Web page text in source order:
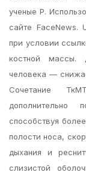
ученые Р.
сайте FaceNews.
при условии
костной массы.
человека —
Сочетание
дополнительно
способствуя
полости носа,
дыхания и
слизистой